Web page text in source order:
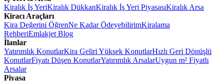
Kiralık İş YeriKiralık DükkanKiralık İş Yeri PiyasasıKiralık Arsa
Kiracı Araçları
Kira Değerini ÖğrenNe Kadar ÖdeyebilirimKiralama
RehberiEmlakjet Blog
İlanlar
Yatırımlık KonutlarKira Geliri Yüksek KonutlarHızlı Geri Dönüşlü
KonutlarFiyatı Düşen KonutlarYatırımlık ArsalarUygun m² Fiyatlı
Arsalar
Piyasa